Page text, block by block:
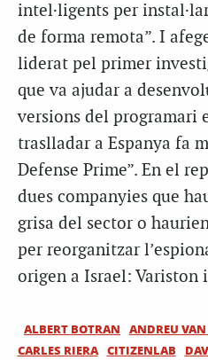
intel·ligents per
de forma remota”. I
liderat pel primer
que va ajudar a
versions del programari
traslladar a Espanya fa
Defense Prime”. En el
dues companyies que
grisa del sector o
per reorganitzar
origen a Israel: Variston
ALBERT BOTRAN ANDREU
CARLES RIERA CITIZENLAB